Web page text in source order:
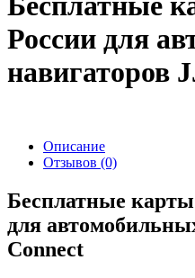
России для
навигаторов
Описание
Отзывов (0)
Бесплатные
для
Connect